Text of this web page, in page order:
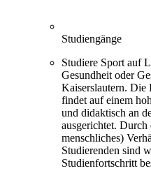
Studiengänge
Studiere Sport auf
Gesundheit oder
Kaiserslautern. Die
findet auf einem
und didaktisch an
ausgerichtet. Durch
menschliches)
Studierenden sind
Studienfortschritt